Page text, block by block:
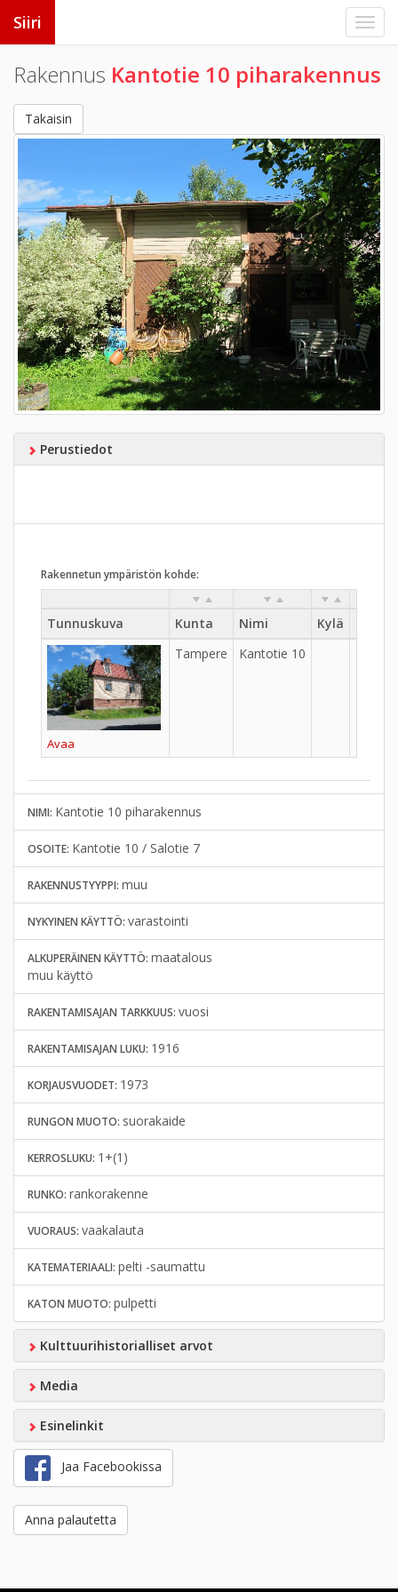
Siiri
Rakennus Kantotie 10 piharakennus
Takaisin
Perustiedot
Rakennetun ympäristön kohde:
Tunnuskuva Kunta Nimi Kylä
Avaa
Tampere Kantotie 10
NIMI: Kantotie 10 piharakennus
OSOITE: Kantotie 10 / Salotie 7
RAKENNUSTYYPPI: muu
NYKYINEN KÄYTTÖ: varastointi
ALKUPERÄINEN KÄYTTÖ: maatalous
muu käyttö
RAKENTAMISAJAN TARKKUUS: vuosi
RAKENTAMISAJAN LUKU: 1916
KORJAUSVUODET: 1973
RUNGON MUOTO: suorakaide
KERROSLUKU: 1+(1)
RUNKO: rankorakenne
VUORAUS: vaakalauta
KATEMATERIAALI: pelti -saumattu
KATON MUOTO: pulpetti
Kulttuurihistorialliset arvot
Media
Esinelinkit
Jaa Facebookissa
Anna palautetta